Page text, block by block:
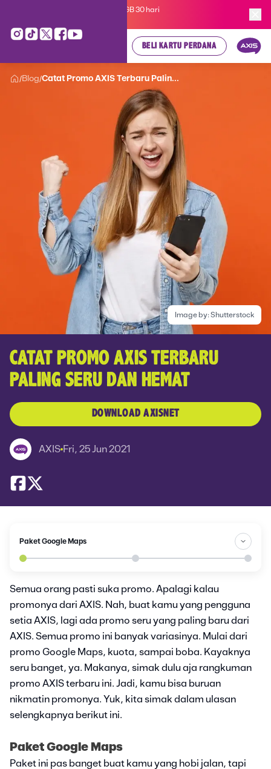
Kartu Perdana AXIS Suka-Suka 3GB 30 hari
BELI KARTU PERDANA
/Blog/Catat Promo AXIS Terbaru Palin...
Image by:Shutterstock
CATAT PROMO AXIS TERBARU
PALING SERU DAN HEMAT
DOWNLOAD AXISNET
AXIS Fri, 25 Jun 2021
Paket Google Maps
Semua orang pasti suka promo. Apalagi kalau
promonya dari AXIS. Nah, buat kamu yang pengguna
setia AXIS, lagi ada promo seru yang paling baru dari
AXIS. Semua promo ini banyak variasinya. Mulai dari
promo Google Maps, kuota, sampai boba. Kayaknya
seru banget, ya. Makanya, simak dulu aja rangkuman
promo AXIS terbaru ini. Jadi, kamu bisa buruan
nikmatin promonya. Yuk, kita simak dalam ulasan
selengkapnya berikut ini.
Paket Google Maps
Paket ini pas banget buat kamu yang hobi jalan, tapi